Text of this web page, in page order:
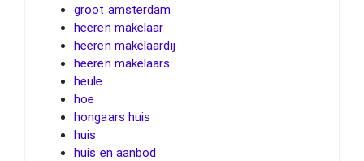
groot amsterdam
heeren makelaar
heeren makelaardij
heeren makelaars
heule
hoe
hongaars huis
huis
huis en aanbod